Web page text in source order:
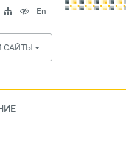
САЙТЫ
ПоискКарта
сайта
Версия
для
слабовидящих
En
English